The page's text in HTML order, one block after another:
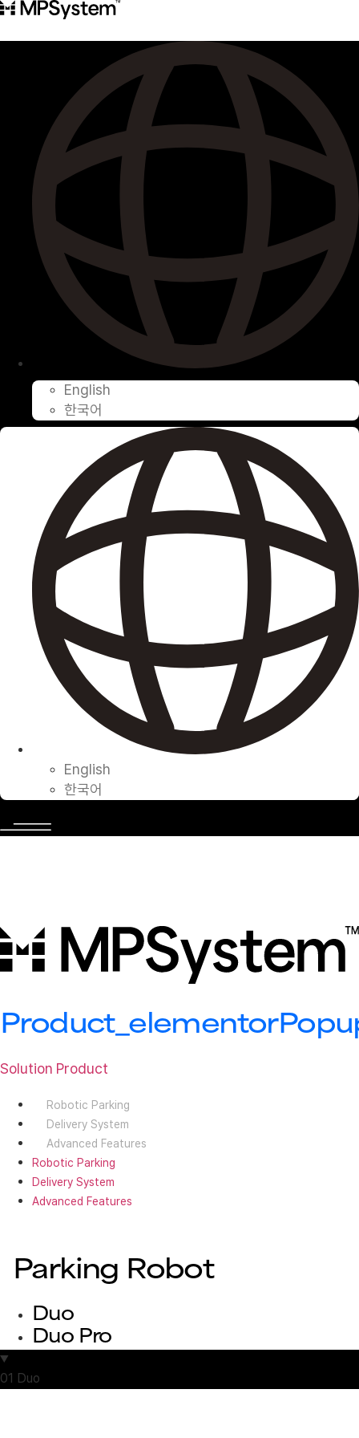
콘
츠
English
한국어
English
한국어
Solution Product
Robotic Parking
Delivery System
Advanced Features
Robotic Parking
Delivery System
Advanced Features
Parking Robot
Duo
Duo Pro
01 Duo